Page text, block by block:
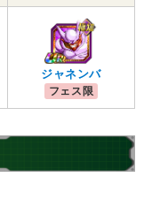
ジャネンバ
フェス限